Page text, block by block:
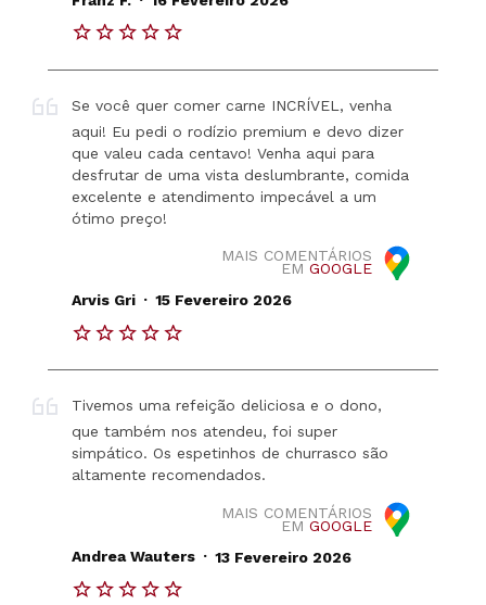
Se você quer comer carne INCRÍVEL, venha
aqui! Eu pedi o rodízio premium e devo dizer
que valeu cada centavo! Venha aqui para
desfrutar de uma vista deslumbrante, comida
excelente e atendimento impecável a um
ótimo preço!
MAIS COMENTÁRIOS
EM GOOGLE
Arvis Gri . 15 Fevereiro 2026
Tivemos uma refeição deliciosa e o dono,
que também nos atendeu, foi super
simpático. Os espetinhos de churrasco são
altamente recomendados.
MAIS COMENTÁRIOS
EM GOOGLE
Andrea Wauters . 13 Fevereiro 2026